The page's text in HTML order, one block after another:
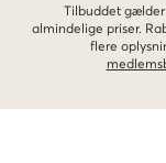
Tilbuddet
almindelige priser.
flere